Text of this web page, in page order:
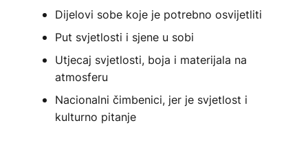
Dijelovi sobe koje je potrebno osvijetliti
Put svjetlosti i sjene u sobi
Utjecaj svjetlosti, boja i materijala na
atmosferu
Nacionalni čimbenici, jer je svjetlost i
kulturno pitanje